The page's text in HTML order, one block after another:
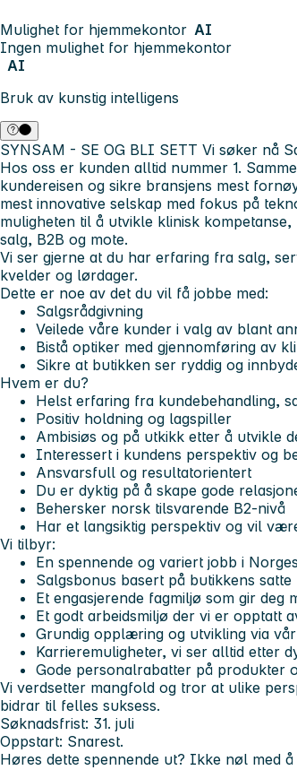
Mulighet for hjemmekontor AI
Ingen mulighet for hjemmekontor
AI
Bruk av kunstig intelligens
SYNSAM - SE OG BLI SETT Vi søker nå
Hos oss er kunden alltid nummer 1.
kundereisen og sikre bransjens mest
mest innovative selskap med fokus på
muligheten til å utvikle klinisk
salg, B2B og mote.
Vi ser gjerne at du har erfaring fra salg,
kvelder og lørdager.
Dette er noe av det du vil få jobbe med:
Salgsrådgivning
Veilede våre kunder i valg av blant
Bistå optiker med gjennomføring av
Sikre at butikken ser ryddig og
Hvem er du?
Helst erfaring fra kundebehandling,
Positiv holdning og lagspiller
Ambisiøs og på utkikk etter å utvikle
Interessert i kundens perspektiv og
Ansvarsfull og resultatorientert
Du er dyktig på å skape gode
Behersker norsk tilsvarende B2-nivå
Har et langsiktig perspektiv og vil
Vi tilbyr:
En spennende og variert jobb i
Salgsbonus basert på butikkens satte
Et engasjerende fagmiljø som gir deg
Et godt arbeidsmiljø der vi er opptatt
Grundig opplæring og utvikling via
Karrieremuligheter, vi ser alltid etter
Gode personalrabatter på produkter
Vi verdsetter mangfold og tror at ulike
bidrar til felles suksess.
Søknadsfrist: 31. juli
Oppstart: Snarest.
Høres dette spennende ut? Ikke nøl med